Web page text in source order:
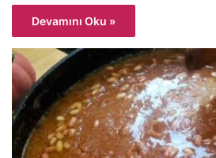
Devamını Oku »